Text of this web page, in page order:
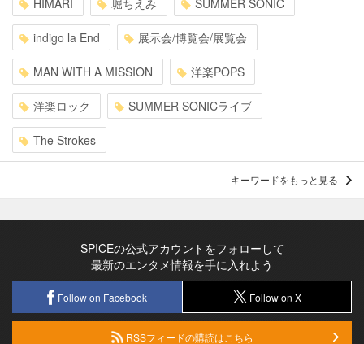
HIMARI 堀ちえみ SUMMER SONIC
indigo la End 展示会/博覧会/展覧会
MAN WITH A MISSION 洋楽POPS
洋楽ロック SUMMER SONICライブ
The Strokes
キーワードをもっと見る
SPICEの公式アカウントをフォローして
最新のエンタメ情報を手に入れよう
Follow on Facebook Follow on X
RSSフィードの購読はこちら